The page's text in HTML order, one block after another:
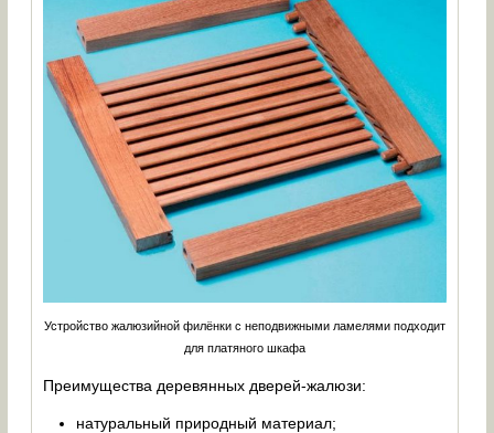
Устройство жалюзийной филёнки с неподвижными ламелями подходит
для платяного шкафа
Преимущества деревянных дверей-жалюзи:
натуральный природный материал;